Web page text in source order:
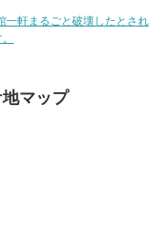
一軒まるごと破壊したとされ
地マップ